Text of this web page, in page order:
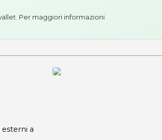
Per maggiori informazioni
a